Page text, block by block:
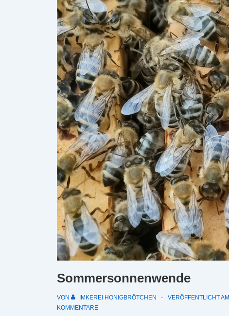
Sommersonnenwende
VON IMKEREI HONIGBRÖTCHEN VERÖFFENTLICHT AM
KOMMENTARE